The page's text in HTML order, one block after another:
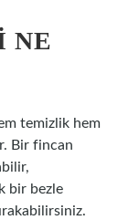
NE
temizlik hem
Bir fincan
bir bezle